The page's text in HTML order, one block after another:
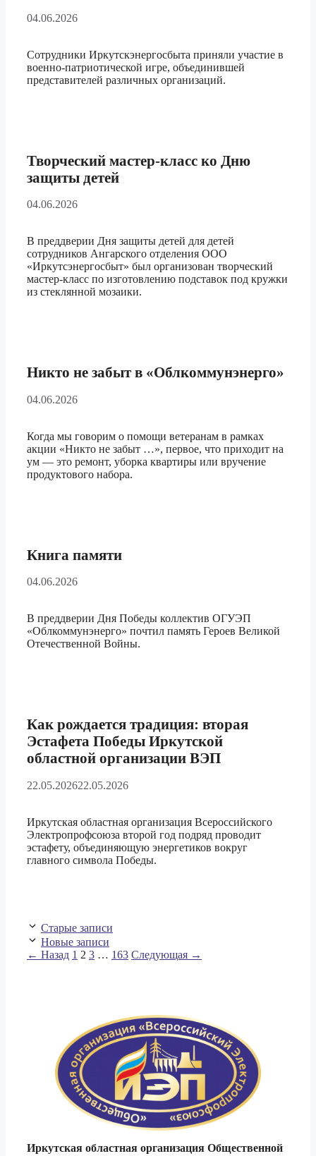
04.06.2026
Сотрудники Иркутскэнергосбыта приняли участие в
военно-патриотической игре, объединившей
представителей различных организаций.
Творческий мастер-класс ко Дню
защиты детей
04.06.2026
В преддверии Дня защиты детей для детей
сотрудников Ангарского отделения ООО
«Иркутсэнергосбыт» был организован творческий
мастер-класс по изготовлению подставок под кружки
из стеклянной мозаики.
Никто не забыт в «Облкоммунэнерго»
04.06.2026
Когда мы говорим о помощи ветеранам в рамках
акции «Никто не забыт …», первое, что приходит на
ум — это ремонт, уборка квартиры или вручение
продуктового набора.
Книга памяти
04.06.2026
В преддверии Дня Победы коллектив ОГУЭП
«Облкоммунэнерго» почтил память Героев Великой
Отечественной Войны.
Как рождается традиция: вторая
Эстафета Победы Иркутской
областной организации ВЭП
22.05.202622.05.2026
Иркутская областная организация Всероссийского
Электропрофсоюза второй год подряд проводит
эстафету, объединяющую энергетиков вокруг
главного символа Победы.
Старые записи
Новые записи
← Назад Страница
1 Страница
2 Страница
3 … Страница
163 Следующая →
Иркутская областная организация Общественной